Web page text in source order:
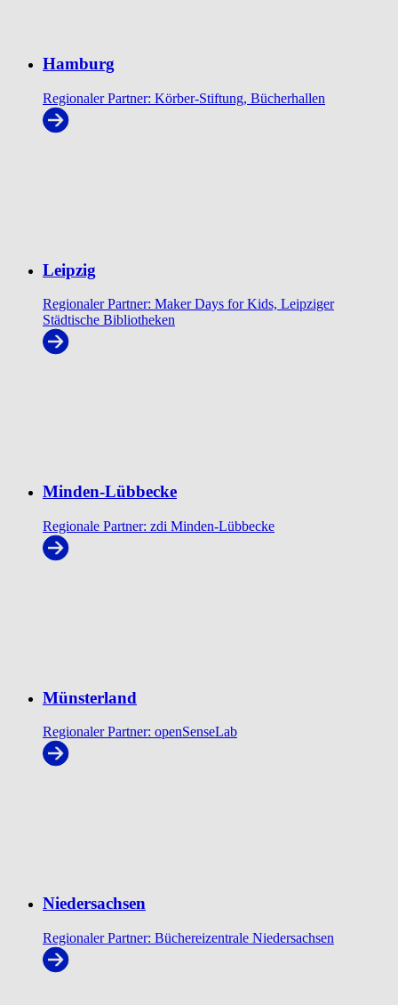
Hamburg
Regionaler Partner: Körber-Stiftung, Bücherhallen
Leipzig
Regionaler Partner: Maker Days for Kids, Leipziger
Städtische Bibliotheken
Minden-Lübbecke
Regionale Partner: zdi Minden-Lübbecke
Münsterland
Regionaler Partner: openSenseLab
Niedersachsen
Regionaler Partner: Büchereizentrale Niedersachsen